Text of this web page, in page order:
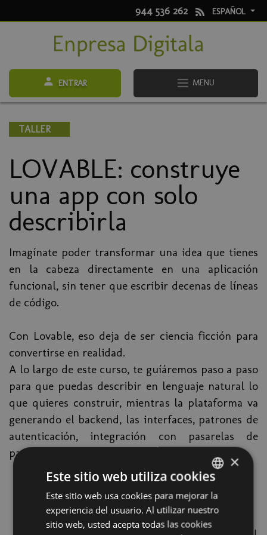
944 536 262 ESPAÑOL
ENTRAR MENU
TALLER
LOVABLE: construye
una app con solo
describirla
Imagínate poder transformar una idea que tienes
en la cabeza directamente en una aplicación
funcional, sin tener que escribir decenas de líneas
de código.
Con Lovable, eso deja de ser ciencia ficción para
convertirse en realidad.
A lo largo de este curso, te guíáremos paso a paso
para que puedas describir en lenguaje natural lo
que quieres construir, mientras la plataforma va
generando el backend, las interfaces, patrones de
autenticación, integración con pasarelas de
pago… y más.
¿Qué vas a aprender?
De prompt a app: Saber cómo describir tu
SPANISH
BASQUE
×
Este sitio web utiliza cookies
Este sitio web usa cookies para mejorar la
experiencia del usuario. Al utilizar nuestro
sitio web, usted acepta todas las cookies